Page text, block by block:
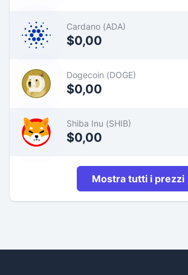
Cardano (ADA)
$0,00
Dogecoin (DOGE)
$0,00
Shiba Inu (SHIB)
$0,00
Mostra tutti i prezzi